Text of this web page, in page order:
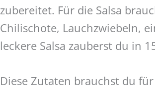
zubereitet. Für die Salsa
Chilischote, Lauchzwiebeln,
leckere Salsa zauberst du in
Diese Zutaten brauchst du